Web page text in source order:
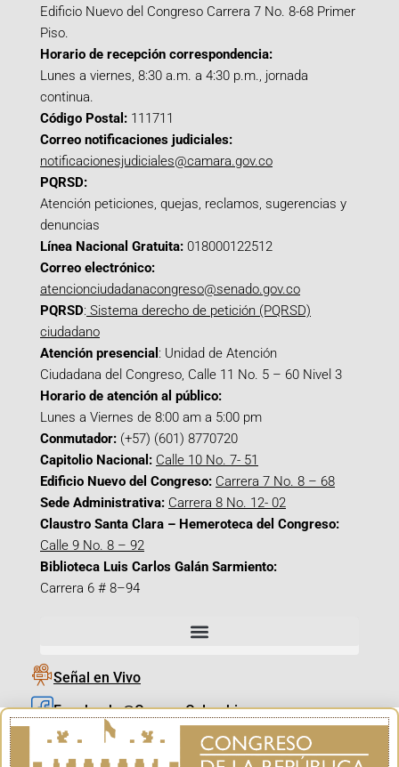
Edificio Nuevo del Congreso Carrera 7 No. 8-68 Primer
Piso.
Horario de recepción correspondencia:
Lunes a viernes, 8:30 a.m. a 4:30 p.m., jornada
continua.
Código Postal: 111711
Correo notificaciones judiciales:
notificacionesjudiciales@camara.gov.co
PQRSD:
Atención peticiones, quejas, reclamos, sugerencias y
denuncias
Línea Nacional Gratuita: 018000122512
Correo electrónico:
atencionciudadanacongreso@senado.gov.co
PQRSD: Sistema derecho de petición (PQRSD)
ciudadano
Atención presencial : Unidad de Atención
Ciudadana del Congreso, Calle 11 No. 5 – 60 Nivel 3
Horario de atención al público:
Lunes a Viernes de 8:00 am a 5:00 pm
Conmutador: (+57) (601) 8770720
Capitolio Nacional: Calle 10 No. 7- 51
Edificio Nuevo del Congreso: Carrera 7 No. 8 – 68
Sede Administrativa: Carrera 8 No. 12- 02
Claustro Santa Clara – Hemeroteca del Congreso:
Calle 9 No. 8 – 92
Biblioteca Luis Carlos Galán Sarmiento:
Carrera 6 # 8–94
Señal en Vivo
Facebook_@CamaraColombia
Instagram_@CamaraColombia